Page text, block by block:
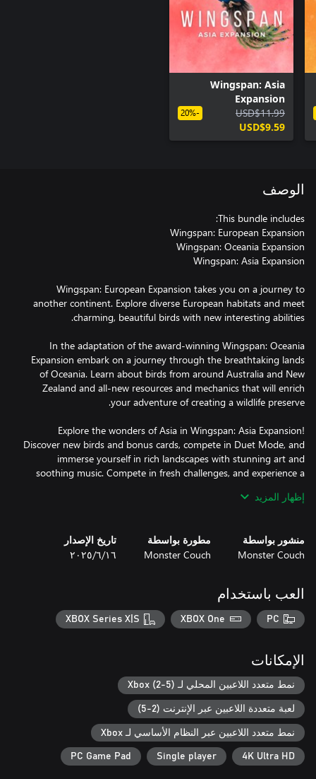
Wingspan: Asia
Expansion
USD$11.99
USD$9.59
-20%
الوصف
Wingspan: European Expansion takes you on a journey to
another continent. Explore diverse European habitats and meet
In the adaptation of the award-winning Wingspan: Oceania
Expansion embark on a journey through the breathtaking lands
of Oceania. Learn about birds from around Australia and New
Zealand and all-new resources and mechanics that will enrich
Explore the wonders of Asia in Wingspan: Asia Expansion!
Discover new birds and bonus cards, compete in Duet Mode, and
immerse yourself in rich landscapes with stunning art and
soothing music. Compete in fresh challenges, and experience a
إظهار المزيد
منشور بواسطة
Monster Couch
مطورة بواسطة
Monster Couch
تاريخ الإصدار
١٦‏/٦‏/٢٠٢٥
العب باستخدام
PC
XBOX One
XBOX Series X|S
الإمكانات
نمط متعدد اللاعبين المحلي لـ Xbox (2-5)
لعبة متعددة اللاعبين عبر الإنترنت (2-5)
نمط متعدد اللاعبين عبر النظام الأساسي لـ Xbox
4K Ultra HD
Single player
PC Game Pad